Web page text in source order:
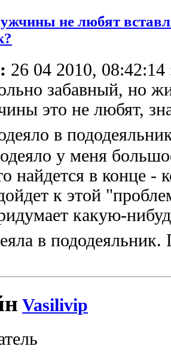
не любят
26 04 2010, 08:42:14
забавный, но
это не любят,
в
у меня
найдется в конце -
к этой
какую-
в
Vasilivip